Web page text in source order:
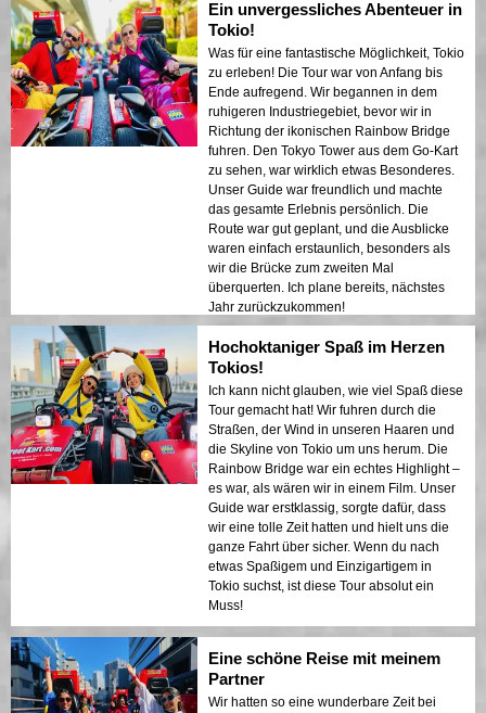
Ein unvergessliches Abenteuer in
Tokio!
Was für eine fantastische Möglichkeit, Tokio
zu erleben! Die Tour war von Anfang bis
Ende aufregend. Wir begannen in dem
ruhigeren Industriegebiet, bevor wir in
Richtung der ikonischen Rainbow Bridge
fuhren. Den Tokyo Tower aus dem Go-Kart
zu sehen, war wirklich etwas Besonderes.
Unser Guide war freundlich und machte
das gesamte Erlebnis persönlich. Die
Route war gut geplant, und die Ausblicke
waren einfach erstaunlich, besonders als
wir die Brücke zum zweiten Mal
überquerten. Ich plane bereits, nächstes
Jahr zurückzukommen!
Hochoktaniger Spaß im Herzen
Tokios!
Ich kann nicht glauben, wie viel Spaß diese
Tour gemacht hat! Wir fuhren durch die
Straßen, der Wind in unseren Haaren und
die Skyline von Tokio um uns herum. Die
Rainbow Bridge war ein echtes Highlight –
es war, als wären wir in einem Film. Unser
Guide war erstklassig, sorgte dafür, dass
wir eine tolle Zeit hatten und hielt uns die
ganze Fahrt über sicher. Wenn du nach
etwas Spaßigem und Einzigartigem in
Tokio suchst, ist diese Tour absolut ein
Muss!
Eine schöne Reise mit meinem
Partner
Wir hatten so eine wunderbare Zeit bei